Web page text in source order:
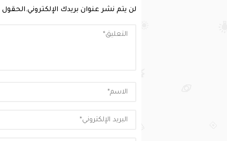
لن يتم نشر عنوان بريدك الإلكتروني.الحقول